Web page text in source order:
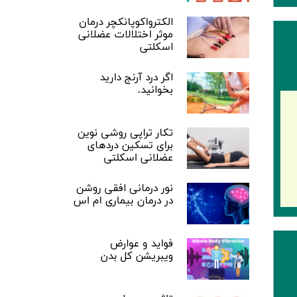
الکترواکوپانکچر درمان
موثر اختلالات عضلانی
اسکلتی
اگر درد آرنج دارید
بخوانید.
تکار تراپی روشی نوین
برای تسکین دردهای
عضلانی اسکلتی
نور درمانی افقی روشن
در درمان بیماری ام اس
فواید و عوارض
ویبریشن کل بدن